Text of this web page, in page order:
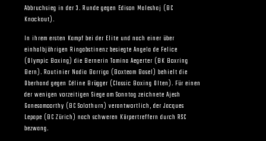
Abbruchsieg in der 3. Runde gegen Edison Maleshaj (BC
Knockout).
In ihrem ersten Kampf bei der Elite und nach einer über
einhalbjährigen Ringabstinenz besiegte Angela de Felice
(Olympic Boxing) die Bernerin Tamina Aegerter (BK Boxring
Bern). Routinier Nadia Barriga (Boxteam Basel) behielt die
Oberhand gegen Céline Brügger (Classic Boxing Olten). Für einen
der wenigen vorzeitigen Siege am Sonntag zeichnete Ajesh
Ganesamoorthy (BC Solothurn) verantwortlich, der Jacques
Lepape (BC Zürich) nach schweren Körpertreffern durch RSC
bezwang.